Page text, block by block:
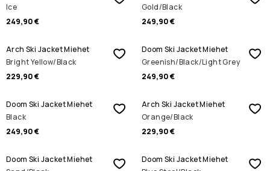
Ice
249,90 €
Gold/Black
249,90 €
Arch Ski Jacket Miehet
Bright Yellow/Black
229,90 €
Doom Ski Jacket Miehet
Greenish/Black/Light Grey
249,90 €
Doom Ski Jacket Miehet
Black
249,90 €
Arch Ski Jacket Miehet
Orange/Black
229,90 €
Doom Ski Jacket Miehet
Doom Ski Jacket Miehet